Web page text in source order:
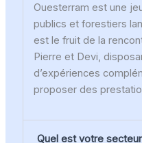
Ouesterram est une
publics et forestiers
est le fruit de la
Pierre et Devi,
d’expériences
proposer des
Quel est votre